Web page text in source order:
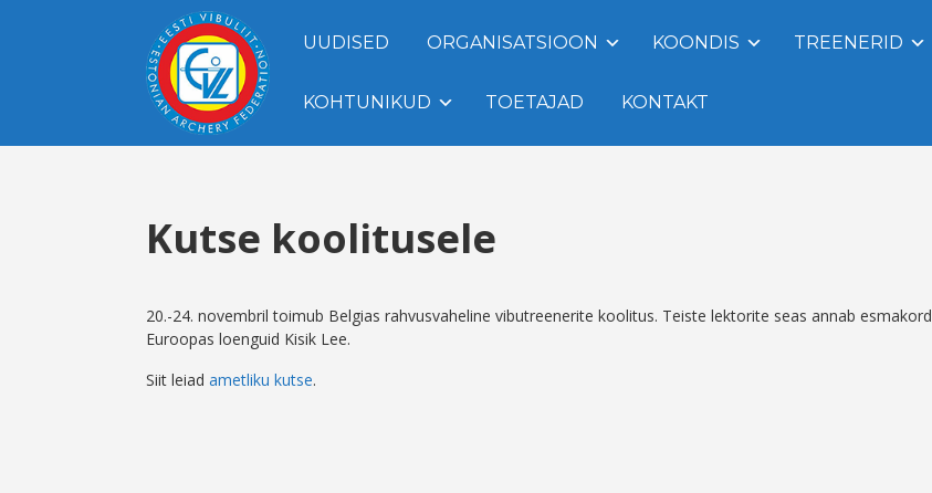
UUDISED ORGANISATSIOON KOONDIS TREENERID
KOHTUNIKUD TOETAJAD KONTAKT
Kutse koolitusele
20.-24. novembril toimub Belgias rahvusvaheline vibutreenerite koolitus. Teiste lektorite seas annab
Euroopas loenguid Kisik Lee.
Siit leiad ametliku kutse.